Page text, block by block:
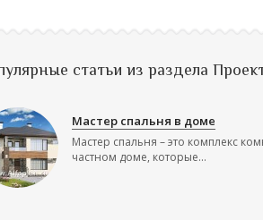
статьи из раздела
Мастер спальня в доме
Мастер спальня – это комплекс
частном доме, которые...